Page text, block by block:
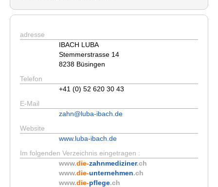
adresse
IBACH LUBA
Stemmerstrasse 14
8238 Büsingen
Telefon
+41 (0) 52 620 30 43
E-Mail
zahn@luba-ibach.de
Website
www.luba-ibach.de
Im folgenden Verzeichnis eingetragen :
www.die-zahnmediziner.ch
www.die-unternehmen.ch
www.die-pflege.ch